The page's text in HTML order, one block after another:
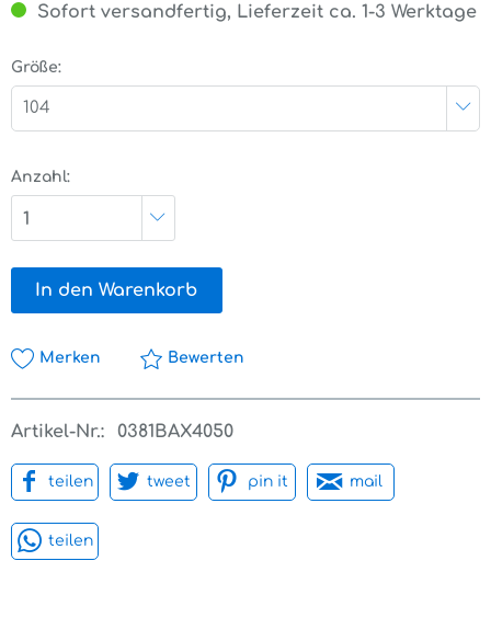
Sofort versandfertig, Lieferzeit ca. 1-3 Werktage
Größe:
104
Anzahl:
1
In den Warenkorb
Merken Bewerten
Artikel-Nr.: 0381BAX4050
teilen tweet pin it mail
teilen